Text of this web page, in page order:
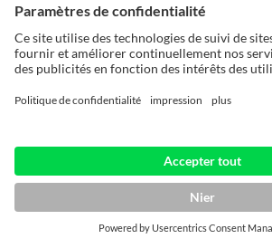
fournit toutes les informations nécessaires à
de meuble se passe sur un centre d'usinage